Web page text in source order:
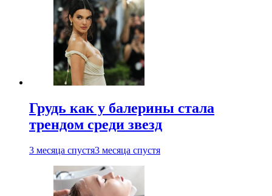
Грудь как у балерины стала
трендом среди звезд
3 месяца спустя3 месяца спустя